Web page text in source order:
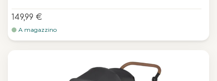
149,99 €
A magazzino